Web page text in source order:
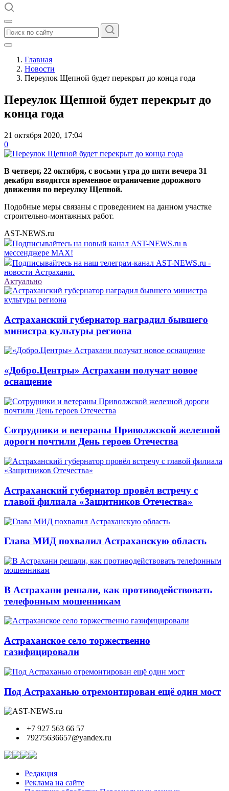
Главная
Новости
Переулок Щепной будет перекрыт до конца года
Переулок Щепной будет перекрыт до
конца года
21 октября 2020, 17:04
0
В четверг, 22 октября, с восьми утра до пяти вечера 31
декабря вводится временное ограничение дорожного
движения по переулку Щепной.
Подобные меры связаны с проведением на данном участке
строительно-монтажных работ.
AST-NEWS.ru
Подписывайтесь на новый канал AST-NEWS.ru в
мессенджере MAX!
Подписывайтесь на наш телеграм-канал AST-NEWS.ru -
новости Астрахани.
Актуально
Астраханский губернатор наградил бывшего
министра культуры региона
«Добро.Центры» Астрахани получат новое
оснащение
Сотрудники и ветераны Приволжской железной
дороги почтили День героев Отечества
Астраханский губернатор провёл встречу с
главой филиала «Защитников Отечества»
Глава МИД похвалил Астраханскую область
В Астрахани решали, как противодействовать
телефонным мошенникам
Астраханское село торжественно
газифицировали
Под Астраханью отремонтирован ещё один мост
+7 927 563 66 57
79275636657@yandex.ru
Редакция
Реклама на сайте